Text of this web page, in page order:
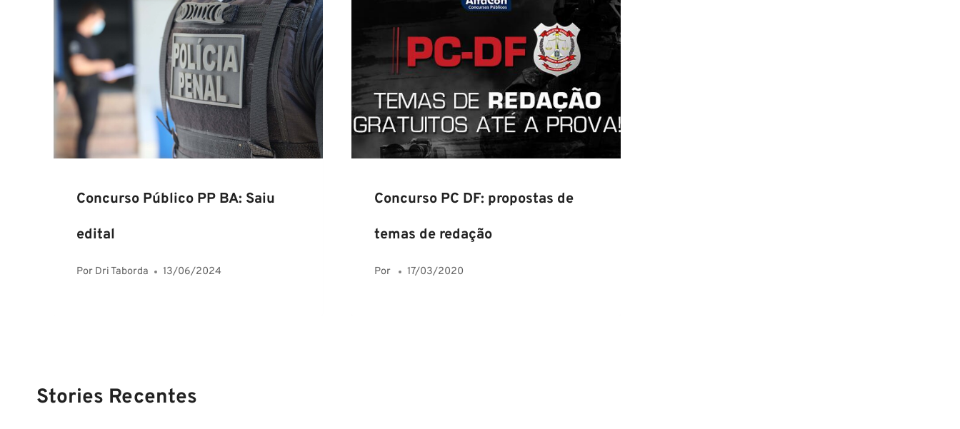
Concurso Público PP BA: Saiu
edital
Por Dri Taborda 13/06/2024
Concurso PC DF: propostas de
temas de redação
Por 17/03/2020
Stories Recentes